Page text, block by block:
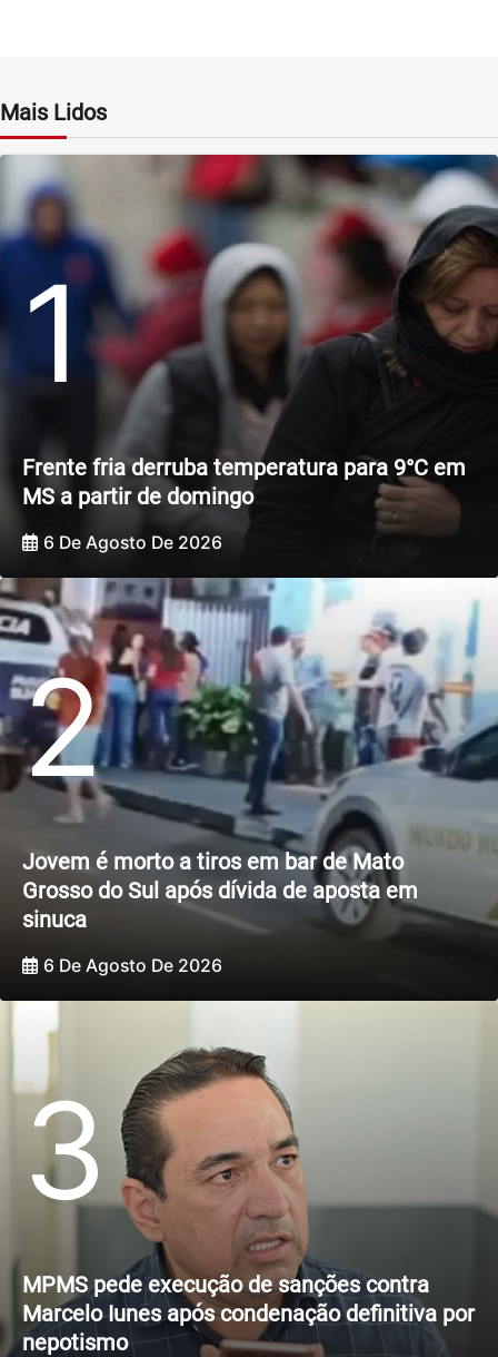
Mais Lidos
1
Frente fria derruba temperatura para 9°C em
MS a partir de domingo
6 De Agosto De 2026
2
Jovem é morto a tiros em bar de Mato
Grosso do Sul após dívida de aposta em
sinuca
6 De Agosto De 2026
3
MPMS pede execução de sanções contra
Marcelo Iunes após condenação definitiva por
nepotismo